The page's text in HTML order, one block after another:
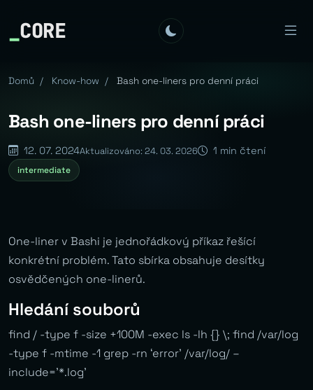
_CORE
Domů / Know-how / Bash one-liners pro denní práci
Bash one-liners pro denní práci
12. 07. 2024Aktualizováno: 24. 03. 2026 1 min čtení
intermediate
One-liner v Bashi je jednořádkový příkaz řešící
konkrétní problém. Tato sbírka obsahuje desítky
osvědčených one-linerů.
Hledání souborů
find / -type f -size +100M -exec ls -lh {} \; find /var/log
-type f -mtime -1 grep -rn ‘error’ /var/log/ –
include=’*.log’